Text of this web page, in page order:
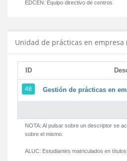
EDCEN: Equipo directivo de centros
Unidad de prácticas en empresa
ID
48 Gestión de prácticas en
NOTA: Al pulsar sobre un descriptor se
sobre el mismo.
ALUC: Estudiantes matriculados en